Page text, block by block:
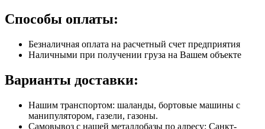
Способы оплаты:
Безналичная оплата на расчетный счет предприятия
Наличными при получении груза на Вашем объекте
Варианты доставки:
Нашим транспортом: шаланды, бортовые машины с
манипулятором, газели, газоны.
Самовывоз с нашей металлобазы по адресу: Санкт-